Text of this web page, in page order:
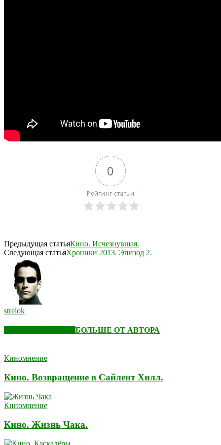
0
Рейтинг статьи
Предыдущая статьяКино. Исчезнувшая.
Следующая статьяХроники 2013. Эпизод 2.
strelok
БОЛЬШЕ ОТ АВТОРА
Киномнение
Кино. Возвращение в Сайлент Хилл.
Киномнение
Кино. Жизнь Чака.